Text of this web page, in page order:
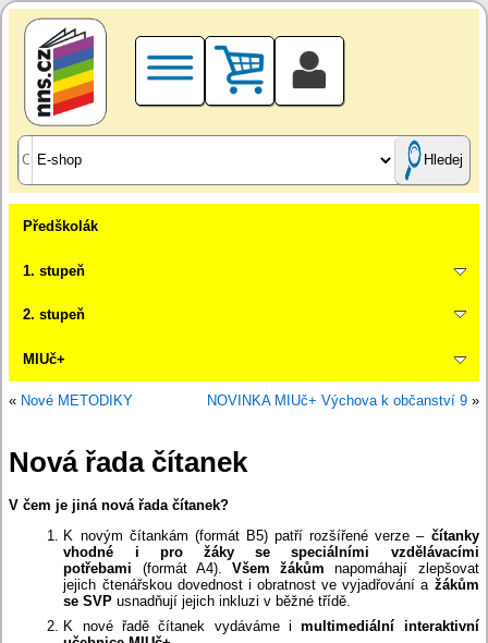
Hledej
Předškolák
1. stupeň
2. stupeň
MIUč+
« Nové METODIKY NOVINKA MIUč+ Výchova k občanství 9»
Nová řada čítanek
V čem je jiná nová řada čítanek?
K novým čítankám (formát B5) patří rozšířené verze – čítanky
vhodné i pro žáky se speciálními vzdělávacími
potřebami (formát A4). Všem žákům napomáhají zlepšovat
jejich čtenářskou dovednost i obratnost ve vyjadřování a žákům
se SVP usnadňují jejich inkluzi v běžné třídě.
K nové řadě čítanek vydáváme imultimediální interaktivní